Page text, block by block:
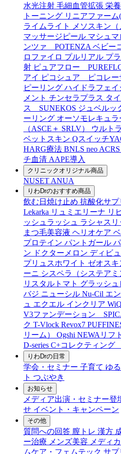
水光注射 毛細血管拡張 栄
トーニング リニアファー
ライムライト
メソスキン（
マッサージピール マシュマ
ンツァ POTENZA ベビー
ロファイロ プルリアル プ
射 ピュアフロー
アイ ピコシュア ピコレー
ピーリング ハイドラフェイ
メント チンセラプラス タ
ス SUNEKOS ジュベルッ
ーリング オーソモレキュラ
（ASCE＋ SRLV）
ウルト
ベットスキン Qスイッチ
HARG療法 BNLS neo
チ血清 AAPE導入
クリニックオリジナル商品
NUSET ANUA
りわDrのおすすめ商品
飲む日焼け止め 抗酸化サプ
Lekarka リュミエリーナ リ
ッシュラッシュ ラシャスリ
まつ毛美容液 ヘリオケア
プロテイン パントガール
ン ドクターメロン ディビ
プリュスホワイト ゼオス
ーニ シスペラ（システアミ
リスタルトマト グラッシュ
バジ ニューシル Nu-Cil エ
ュ エクエル インクリア
V3ファンデーション
ク T-Vlock Revox7
リーム）
Ogshi NEWAリフト
D-series C+コレクティング
りわDrの日常
学会・セミナー 子育て ゆ
ト つぶやき
お知らせ
メディア出演・セミナー登
せ イベント・キャンペーン
その他
質問への回答 膣トレ 漢方
ー治療 メンズ美容 メディ
ムケア・フェムテック サプ